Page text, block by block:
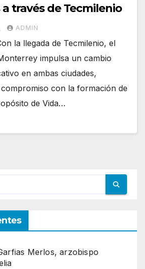
través de Tecmilenio
ADMIN
la llegada de Tecmilenio, el
impulsa un cambio
en ambas ciudades,
con la formación de
de Vida…
Merlos, arzobispo